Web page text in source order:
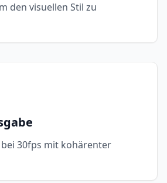
den visuellen Stil zu
30fps mit kohärenter